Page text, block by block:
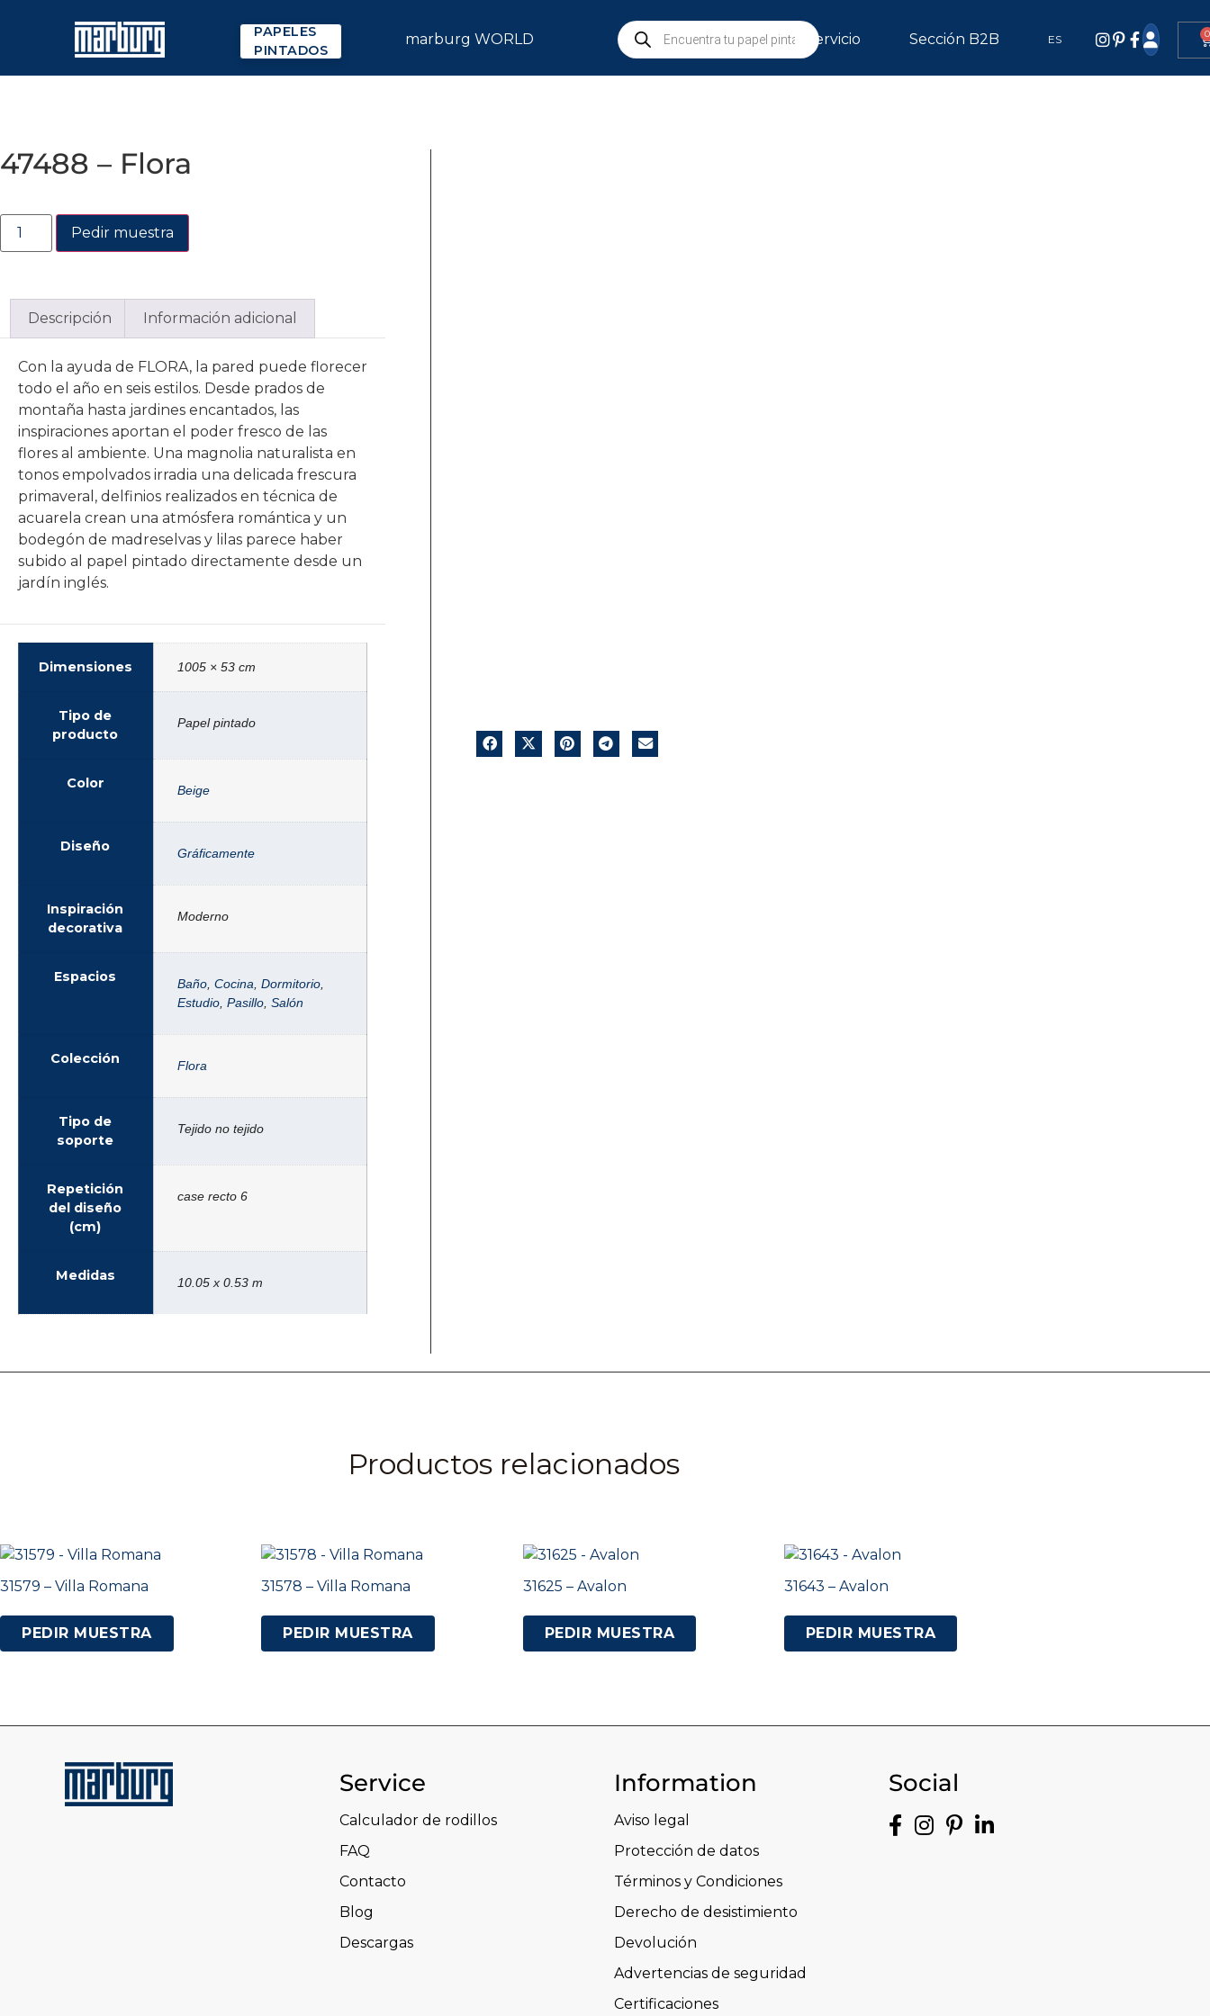
PAPELES
PINTADOS
marburg WORLD Servicio Sección B2B ES 0
47488 – Flora
Pedir muestra
Descripción Información adicional
Con la ayuda de FLORA, la pared puede florecer
todo el año en seis estilos. Desde prados de
montaña hasta jardines encantados, las
inspiraciones aportan el poder fresco de las
flores al ambiente. Una magnolia naturalista en
tonos empolvados irradia una delicada frescura
primaveral, delfinios realizados en técnica de
acuarela crean una atmósfera romántica y un
bodegón de madreselvas y lilas parece haber
subido al papel pintado directamente desde un
jardín inglés.
Dimensiones 1005 × 53 cm
Tipo de
producto
Papel pintado
Color Beige
Diseño Gráficamente
Inspiración
decorativa
Moderno
Espacios Baño Cocina Dormitorio
Estudio Pasillo Salón
Colección Flora
Tipo de
soporte
Tejido no tejido
Repetición
del diseño
(cm)
case recto 6
Medidas 10.05 x 0.53 m
Productos relacionados
31579 – Villa Romana
PEDIR MUESTRA
31578 – Villa Romana
PEDIR MUESTRA
31625 – Avalon
PEDIR MUESTRA
31643 – Avalon
PEDIR MUESTRA
Service
Calculador de rodillos
FAQ
Contacto
Blog
Descargas
Information
Aviso legal
Protección de datos
Términos y Condiciones
Derecho de desistimiento
Devolución
Advertencias de seguridad
Certificaciones
Social